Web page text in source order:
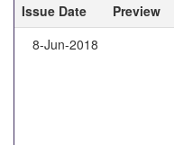
Issue Date
Preview
8-Jun-2018